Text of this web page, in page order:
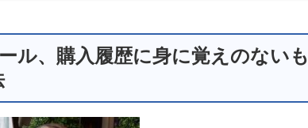
ル、購入履歴に身に覚えのないも